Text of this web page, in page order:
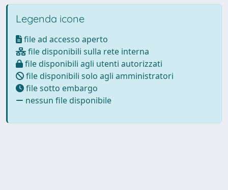
Legenda icone
file ad accesso aperto
file disponibili sulla rete interna
file disponibili agli utenti autorizzati
file disponibili solo agli amministratori
file sotto embargo
nessun file disponibile